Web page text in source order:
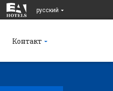
pусский
Контакт